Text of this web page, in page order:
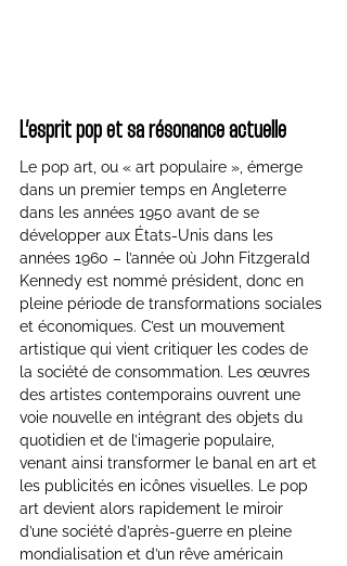
L’esprit pop et sa résonance actuelle
Le pop art, ou « art populaire », émerge
dans un premier temps en Angleterre
dans les années 1950 avant de se
développer aux États-Unis dans les
années 1960 – l’année où John Fitzgerald
Kennedy est nommé président, donc en
pleine période de transformations sociales
et économiques. C’est un mouvement
artistique qui vient critiquer les codes de
la société de consommation. Les œuvres
des artistes contemporains ouvrent une
voie nouvelle en intégrant des objets du
quotidien et de l’imagerie populaire,
venant ainsi transformer le banal en art et
les publicités en icônes visuelles. Le pop
art devient alors rapidement le miroir
d’une société d’après-guerre en pleine
mondialisation et d’un rêve américain